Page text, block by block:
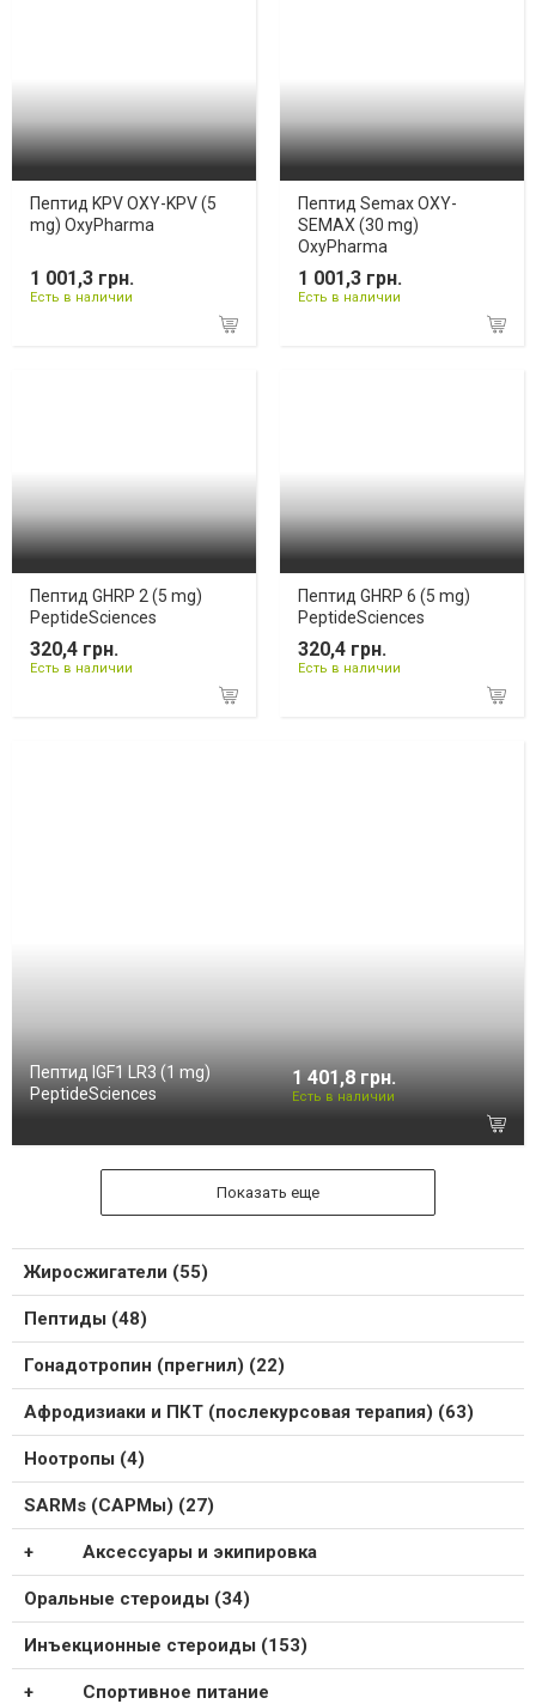
Пептид KPV OXY-KPV (5
mg) OxyPharma
1 001,3 грн.
Есть в наличии
Пептид Semax OXY-
SEMAX (30 mg)
OxyPharma
1 001,3 грн.
Есть в наличии
Пептид GHRP 2 (5 mg)
PeptideSciences
320,4 грн.
Есть в наличии
Пептид GHRP 6 (5 mg)
PeptideSciences
320,4 грн.
Есть в наличии
Пептид IGF1 LR3 (1 mg)
PeptideSciences
1 401,8 грн.
Есть в наличии
Показать еще
Жиросжигатели (55)
Пептиды (48)
Гонадотропин (прегнил) (22)
Афродизиаки и ПКТ (послекурсовая терапия) (63)
Ноотропы (4)
SARMs (САРМы) (27)
Аксессуары и экипировка
Оральные стероиды (34)
Инъекционные стероиды (153)
Спортивное питание